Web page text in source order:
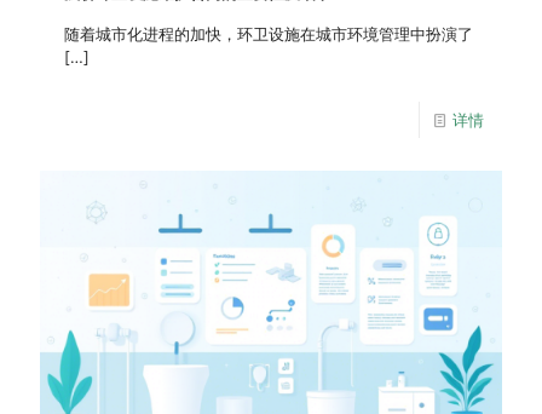
随着城市化进程的加快，环卫设施在城市环境管理中扮演了
[…]
详情